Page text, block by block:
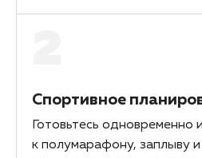
Спортивное
Готовьтесь одновременно
к полумарафону, заплыву и